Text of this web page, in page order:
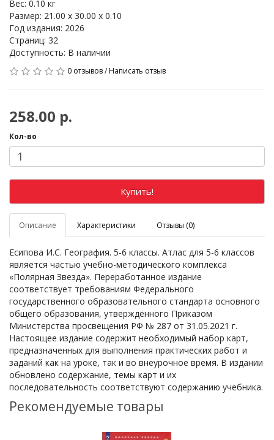
Вес: 0.10 кг
Размер: 21.00 x 30.00 x 0.10
Год издания: 2026
Страниц: 32
Доступность: В наличии
0 отзывов/Написать отзыв
258.00 р.
Кол-во
Купить!
Описание Характеристики Отзывы (0)
Есипова И.С. География. 5-6 классы. Атлас для 5-6 классов
является частью учебно-методического комплекса
«Полярная Звезда». Переработанное издание
соответствует требованиям Федерального
государственного образовательного стандарта основного
общего образования, утверждённого Приказом
Министерства просвещения РФ № 287 от 31.05.2021 г.
Настоящее издание содержит необходимый набор карт,
предназначенных для выполнения практических работ и
заданий как на уроке, так и во внеурочное время. В издании
обновлено содержание, темы карт и их
последовательность соответствуют содержанию учебника.
Рекомендуемые товары